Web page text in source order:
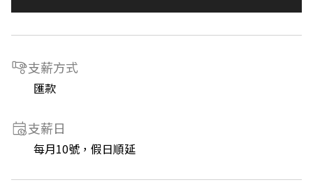
支薪方式
匯款
支薪日
每月10號，假日順延